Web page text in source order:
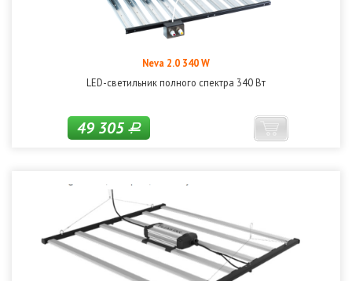
Neva 2.0 340 W
LED-светильник полного спектра 340 Вт
49 305Р